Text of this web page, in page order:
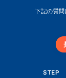
下記の質問
STEP